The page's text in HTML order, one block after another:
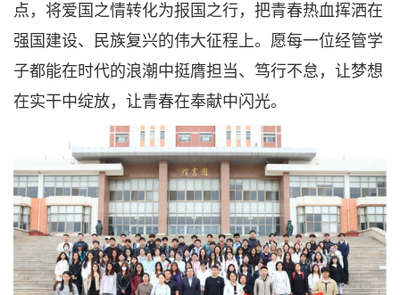
点，将爱国之情转化为报国之行，把青春热血挥洒在
强国建设、民族复兴的伟大征程上。愿每一位经管学
子都能在时代的浪潮中挺膺担当、笃行不怠，让梦想
在实干中绽放，让青春在奉献中闪光。